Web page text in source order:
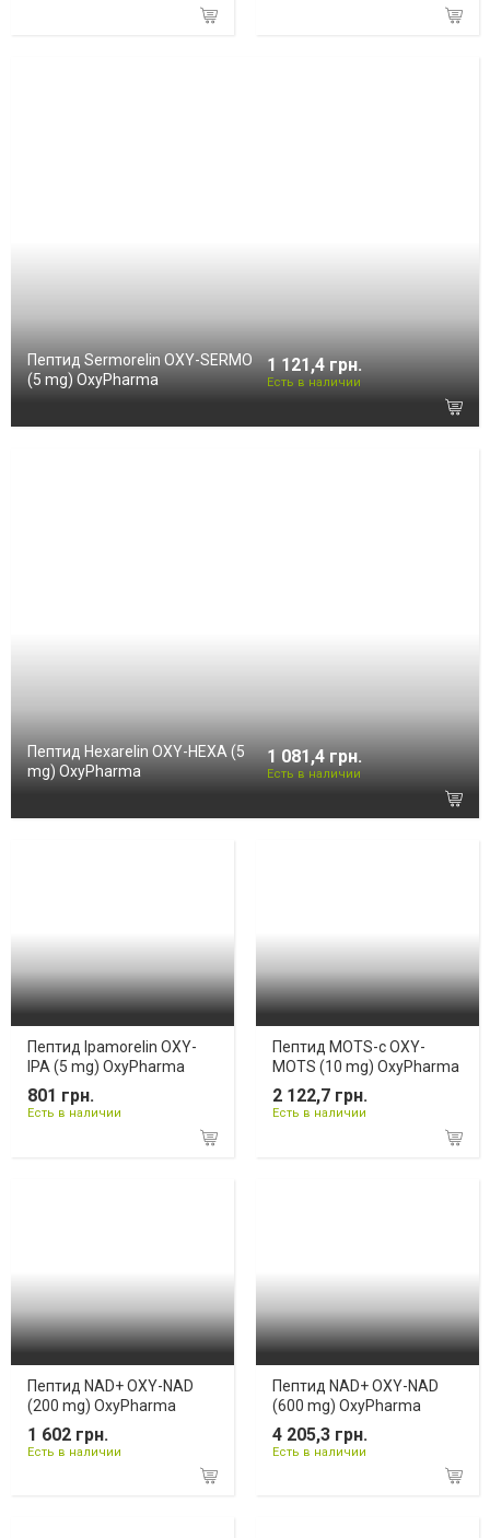
Пептид Sermorelin OXY-SERMO
(5 mg) OxyPharma
1 121,4 грн.
Есть в наличии
Пептид Hexarelin OXY-HEXA (5
mg) OxyPharma
1 081,4 грн.
Есть в наличии
Пептид Ipamorelin OXY-
IPA (5 mg) OxyPharma
801 грн.
Есть в наличии
Пептид MOTS-c OXY-
MOTS (10 mg) OxyPharma
2 122,7 грн.
Есть в наличии
Пептид NAD+ OXY-NAD
(200 mg) OxyPharma
1 602 грн.
Есть в наличии
Пептид NAD+ OXY-NAD
(600 mg) OxyPharma
4 205,3 грн.
Есть в наличии